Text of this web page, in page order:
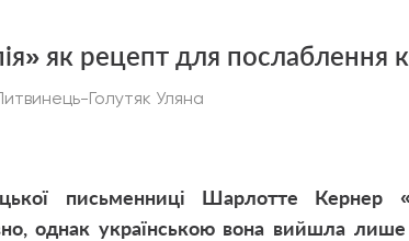
як рецепт для послаблення
Голутяк Уляна
письменниці Шарлотте Кернер
однак українською вона вийшла